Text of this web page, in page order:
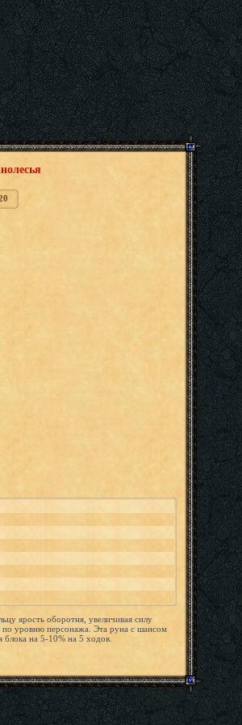
ярость оборотня, увеличивая силу
по уровню персонажа. Эта руна с шансом
блока на 5-10% на 5 ходов.